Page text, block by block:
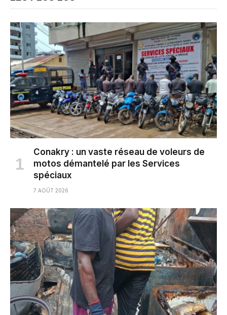
Conakry : un vaste réseau de voleurs de
motos démantelé par les Services
spéciaux
7 AOÛT 2026